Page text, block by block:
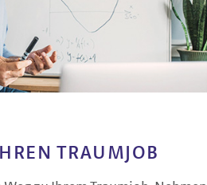
TRAUMJOB